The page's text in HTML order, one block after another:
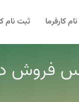
کارفرما ثبت نام
فروش